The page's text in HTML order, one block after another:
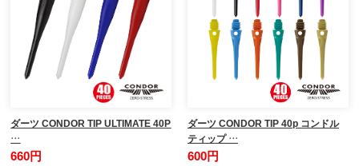
ダーツ CONDOR TIP ULTIMATE 40P
…
660円
ダーツ CONDOR TIP 40p コンドル
ティップ …
600円